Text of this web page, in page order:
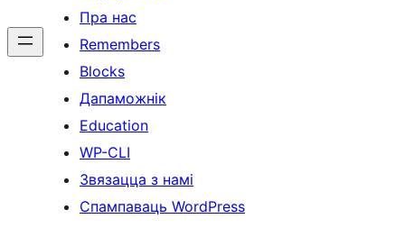
Пра нас
Remembers
Blocks
Дапаможнік
Education
WP-CLI
Звязацца з намі
Спампаваць WordPress